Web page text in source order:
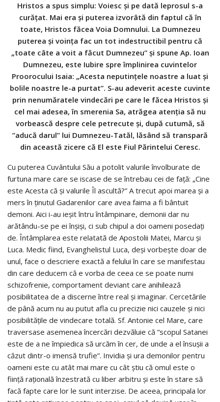
Hristos a spus simplu: Voiesc şi pe dată leprosul s-a
curăţat. Mai era şi puterea izvorâtă din faptul că în
toate, Hristos făcea Voia Domnului. La Dumnezeu
puterea şi voinţa fac un tot indestructibil pentru că
„toate câte a voit a făcut Dumnezeu” și spune Ap. Ioan
Dumnezeu, este Iubire spre împlinirea cuvintelor
Proorocului Isaia: „Acesta neputinţele noastre a luat şi
bolile noastre le-a purtat”. S-au adeverit aceste cuvinte
prin nenumăratele vindecări pe care le făcea Hristos și
cel mai adesea, în smerenia Sa, atrăgea atenţia să nu
vorbească despre cele petrecute şi, după cutumă, să
”aducă darul” lui Dumnezeu-Tatăl, lăsând să transpară
din această zicere că El este Fiul Părintelui Ceresc.
Cu puterea Cuvântului Său a potolit valurile învolburate de
furtuna mare care se iscase de se întrebau cei de faţă: „Cine
este Acesta că şi valurile Îl ascultă?” A trecut apoi marea şi a
mers în ţinutul Gadarenilor care avea faima a fi bântuit
demoni. Aici i-au ieșit întru întâmpinare, demonii dar nu
arătându-se pe ei înșiși, ci sub chipul a doi oameni posedați
de. Întâmplarea este relatată de Apostolii Matei, Marcu şi
Luca. Medic fiind, Evanghelistul Luca, deși vorbește doar de
unul, face o descriere exactă a felului în care se manifestau
din care deducem că e vorba de ceea ce se poate numi
schizofrenie, comportament deviant care anihilează
posibilitatea de a discerne între real şi imaginar. Cercetările
de până acum nu au putut afla cu precizie nici cauzele şi nici
posibilităţile de vindecare totală. Sf. Antonie cel Mare, care
traversase asemenea încercări dezvăluie că ”scopul Satanei
este de a ne împiedica să urcăm în cer, de unde a el însușii a
căzut dintr-o imensă trufie”. Invidia și ura demonilor pentru
oameni este cu atât mai mare cu cât știu că omul este o
ființă rațională înzestrată cu liber arbitru și este în stare să
facă fapte care lor le sunt interzise. De aceea, principala lor